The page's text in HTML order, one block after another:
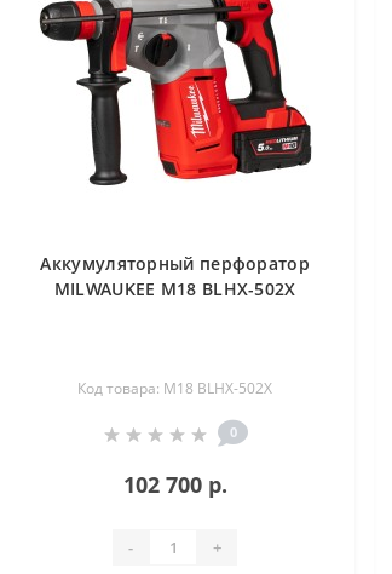
Аккумуляторный перфоратор
MILWAUKEE M18 BLHX-502X
Код товара: M18 BLHX-502X
0
102 700 р.
- +